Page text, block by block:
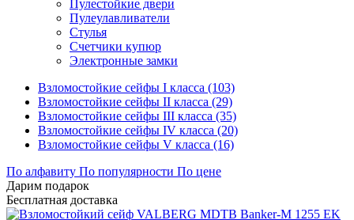
Пулестойкие двери
Пулеулавливатели
Стулья
Счетчики купюр
Электронные замки
Взломостойкие сейфы I класса (103)
Взломостойкие сейфы II класса (29)
Взломостойкие сейфы III класса (35)
Взломостойкие сейфы IV класса (20)
Взломостойкие сейфы V класса (16)
По алфавиту По популярности По цене
Дарим подарок
Бесплатная доставка